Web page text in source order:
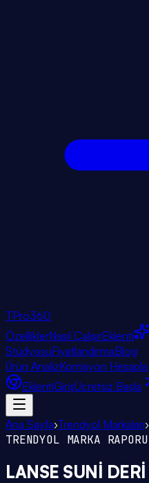
TPro360
ÖzelliklerNasıl ÇalışırEklenti
StüdyosuFiyatlandırmaBlog
Ürün AnalizKomisyon Hesapla
EklentiGirişÜcretsiz Başla
Ana Sayfa›Trendyol Markaları›
TRENDYOL MARKA RAPORU
LANSE SUNİ DERİ